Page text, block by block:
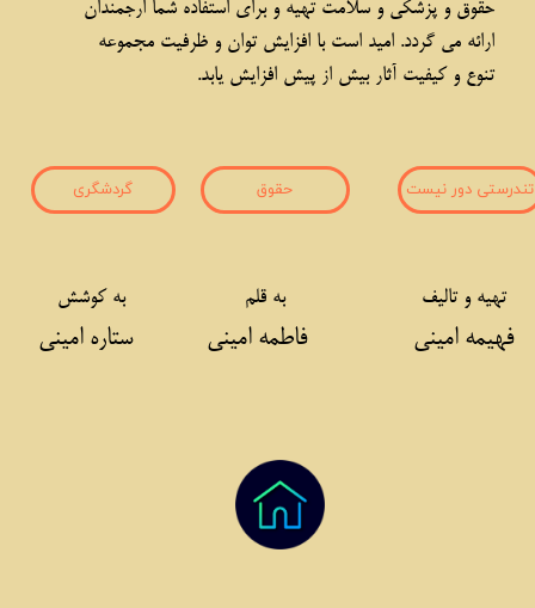
حقوق و پزشکی و سلامت تهیه و برای استفاده شما ارجمندان
ارائه می گردد. امید است با افزایش توان و ظرفیت مجموعه
تنوع و کیفیت آثار بیش از پیش افزایش یابد.
تندرستی دور نیست گردشگری حقوق
تهیه و تالیف
امینی
به کوشش
ستاره امینی
به قلم
فاطمه امینی